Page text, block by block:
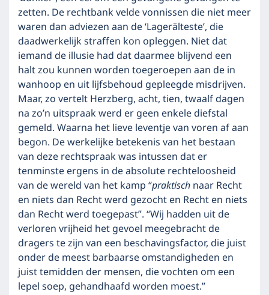
zetten. De rechtbank velde vonnissen die niet meer
waren dan adviezen aan de ‘Lagerälteste’, die
daadwerkelijk straffen kon opleggen. Niet dat
iemand de illusie had dat daarmee blijvend een
halt zou kunnen worden toegeroepen aan de in
wanhoop en uit lijfsbehoud gepleegde misdrijven.
Maar, zo vertelt Herzberg, acht, tien, twaalf dagen
na zo’n uitspraak werd er geen enkele diefstal
gemeld. Waarna het lieve leventje van voren af aan
begon. De werkelijke betekenis van het bestaan
van deze rechtspraak was intussen dat er
tenminste ergens in de absolute rechteloosheid
van de wereld van het kamp “praktischnaar Recht
en niets dan Recht werd gezocht en Recht en niets
dan Recht werd toegepast”. “Wij hadden uit de
verloren vrijheid het gevoel meegebracht de
dragers te zijn van een beschavingsfactor, die juist
onder de meest barbaarse omstandigheden en
juist temidden der mensen, die vochten om een
lepel soep, gehandhaafd worden moest.”